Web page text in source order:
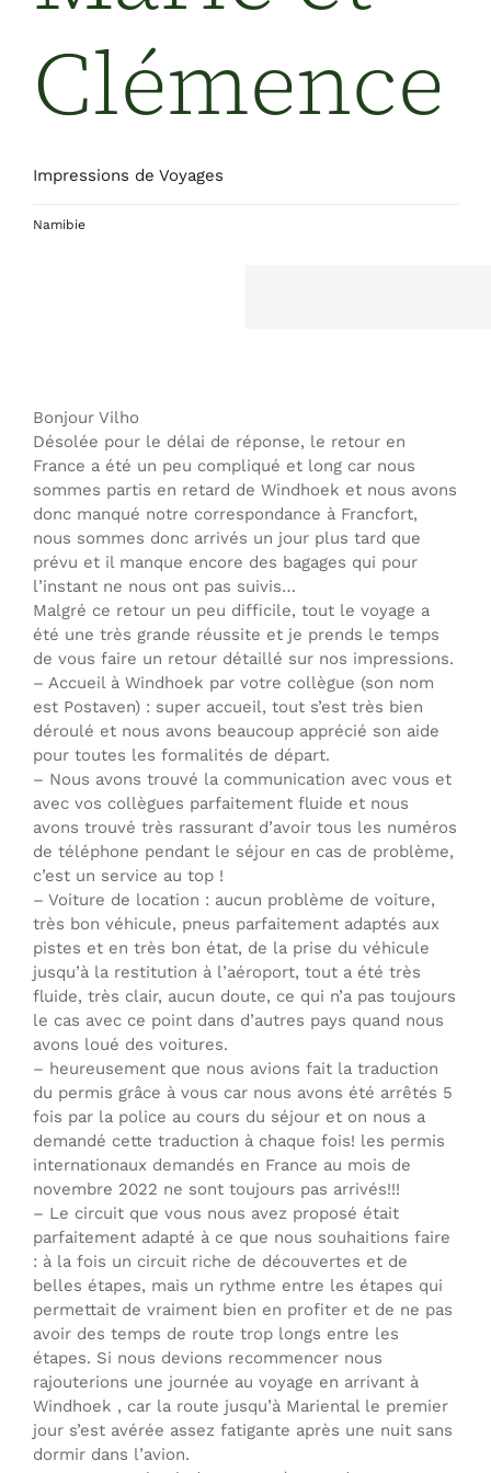
Clémence
Impressions de Voyages
Namibie
Bonjour Vilho
Désolée pour le délai de réponse, le retour en
France a été un peu compliqué et long car nous
sommes partis en retard de Windhoek et nous avons
donc manqué notre correspondance à Francfort,
nous sommes donc arrivés un jour plus tard que
prévu et il manque encore des bagages qui pour
l’instant ne nous ont pas suivis…
Malgré ce retour un peu difficile, tout le voyage a
été une très grande réussite et je prends le temps
de vous faire un retour détaillé sur nos impressions.
– Accueil à Windhoek par votre collègue (son nom
est Postaven) : super accueil, tout s’est très bien
déroulé et nous avons beaucoup apprécié son aide
pour toutes les formalités de départ.
– Nous avons trouvé la communication avec vous et
avec vos collègues parfaitement fluide et nous
avons trouvé très rassurant d’avoir tous les numéros
de téléphone pendant le séjour en cas de problème,
c’est un service au top !
– Voiture de location : aucun problème de voiture,
très bon véhicule, pneus parfaitement adaptés aux
pistes et en très bon état, de la prise du véhicule
jusqu’à la restitution à l’aéroport, tout a été très
fluide, très clair, aucun doute, ce qui n’a pas toujours
le cas avec ce point dans d’autres pays quand nous
avons loué des voitures.
– heureusement que nous avions fait la traduction
du permis grâce à vous car nous avons été arrêtés 5
fois par la police au cours du séjour et on nous a
demandé cette traduction à chaque fois! les permis
internationaux demandés en France au mois de
novembre 2022 ne sont toujours pas arrivés!!!
– Le circuit que vous nous avez proposé était
parfaitement adapté à ce que nous souhaitions faire
: à la fois un circuit riche de découvertes et de
belles étapes, mais un rythme entre les étapes qui
permettait de vraiment bien en profiter et de ne pas
avoir des temps de route trop longs entre les
étapes. Si nous devions recommencer nous
rajouterions une journée au voyage en arrivant à
Windhoek , car la route jusqu’à Mariental le premier
jour s’est avérée assez fatigante après une nuit sans
dormir dans l’avion.